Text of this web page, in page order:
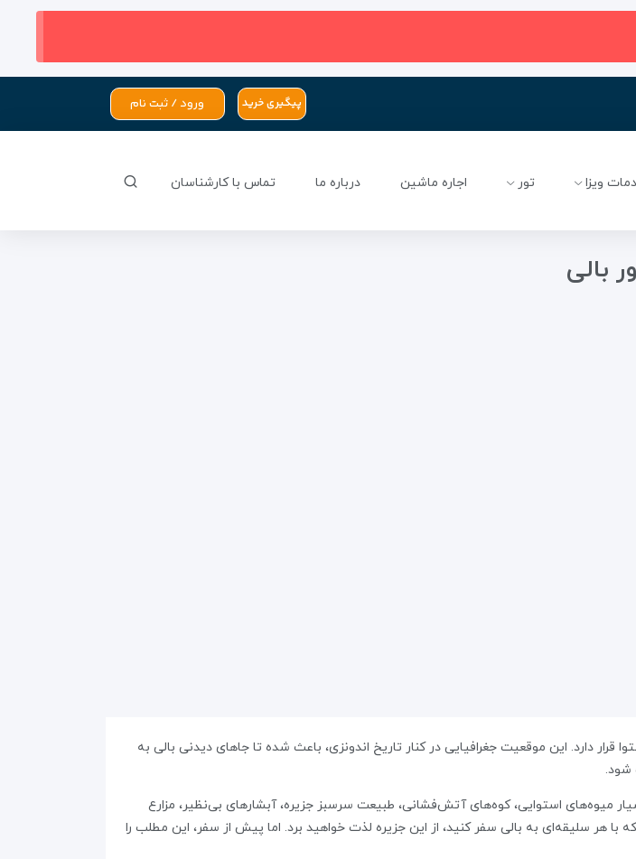
پیگیری خرید ورود / ثبت نام
ویزا تور اجاره ماشین درباره ما تماس با کارشناسان
بالی
دارد. این موقعیت جغرافیایی در کنار تاریخ اندونزی، باعث شده تا جاهای دیدنی بالی به
شود.
میوه‌های استوایی، کوه‌های آتش‌فشانی، طبیعت سرسبز جزیره، آبشارهای بی‌نظیر، مزارع
هر سلیقه‌ای به بالی سفر کنید، از این جزیره لذت خواهید برد. اما پیش از سفر، این مطلب را